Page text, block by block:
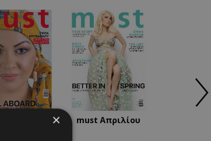
must Απριλίου
×